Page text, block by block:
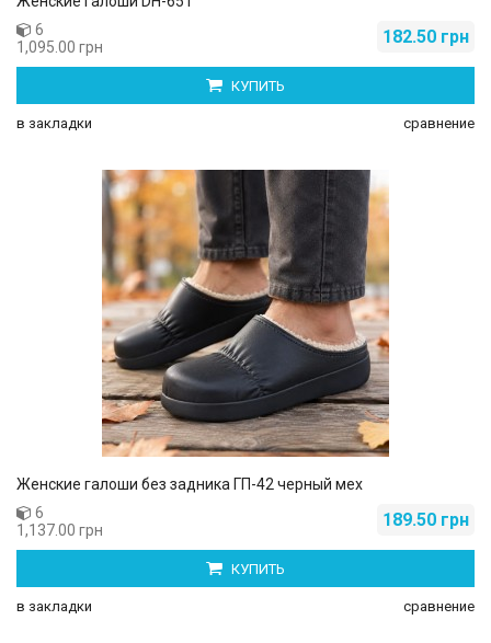
182.50 грн
6
1,095.00 грн
КУПИТЬ
в закладки сравнение
Женские галоши без задника ГП-42 черный мех
189.50 грн
6
1,137.00 грн
КУПИТЬ
в закладки сравнение